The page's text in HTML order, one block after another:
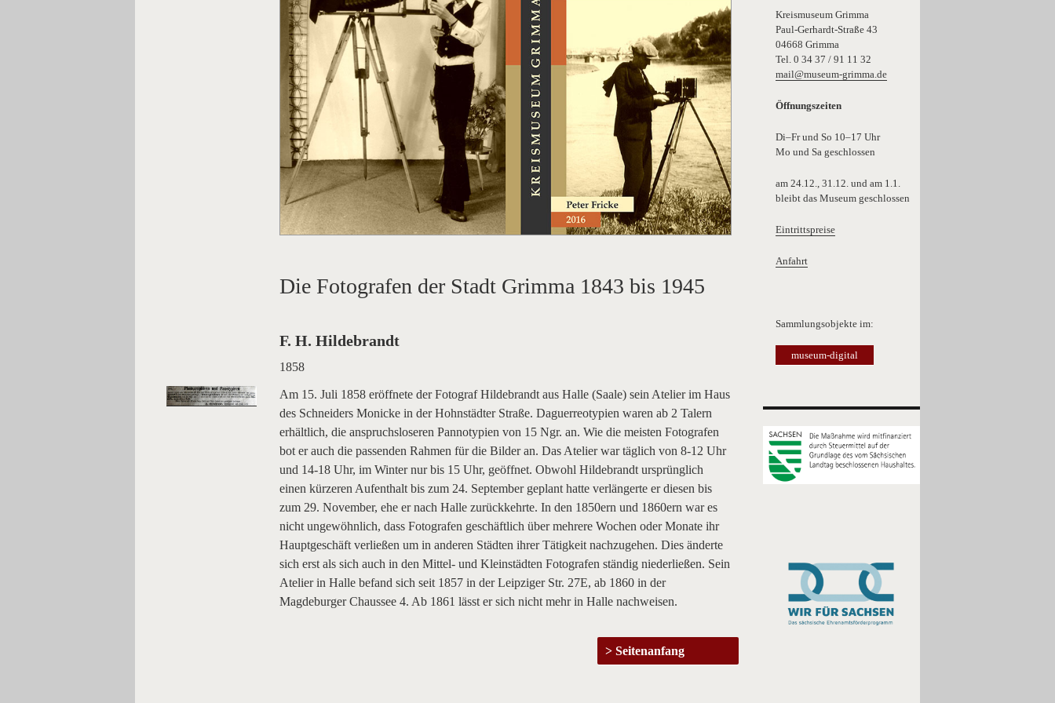
Die Fotografen der Stadt Grimma 1843 bis 1945
F. H. Hildebrandt
1858
Am 15. Juli 1858 eröffnete der Fotograf Hildebrandt aus Halle (Saale) sein Atelier im Haus
des Schneiders Monicke in der Hohnstädter Straße. Daguerreotypien waren ab 2 Talern
erhältlich, die anspruchsloseren Pannotypien von 15 Ngr. an. Wie die meisten Fotografen
bot er auch die passenden Rahmen für die Bilder an. Das Atelier war täglich von 8-12 Uhr
und 14-18 Uhr, im Winter nur bis 15 Uhr, geöffnet. Obwohl Hildebrandt ursprünglich
einen kürzeren Aufenthalt bis zum 24. September geplant hatte verlängerte er diesen bis
zum 29. November, ehe er nach Halle zurückkehrte. In den 1850ern und 1860ern war es
nicht ungewöhnlich, dass Fotografen geschäftlich über mehrere Wochen oder Monate ihr
Hauptgeschäft verließen um in anderen Städten ihrer Tätigkeit nachzugehen. Dies änderte
sich erst als sich auch in den Mittel- und Kleinstädten Fotografen ständig niederließen. Sein
Atelier in Halle befand sich seit 1857 in der Leipziger Str. 27E, ab 1860 in der
Magdeburger Chaussee 4. Ab 1861 lässt er sich nicht mehr in Halle nachweisen.
Seitenanfang
Kreismuseum Grimma
Paul-Gerhardt-Straße 43
04668 Grimma
Tel. 0 34 37 / 91 11 32
mail@museum-grimma.de
Öffnungszeiten
Di–Fr und So 10–17 Uhr
Mo und Sa geschlossen
am 24.12., 31.12. und am 1.1.
bleibt das Museum geschlossen
Eintrittspreise
Anfahrt
Sammlungsobjekte im:
museum-digital